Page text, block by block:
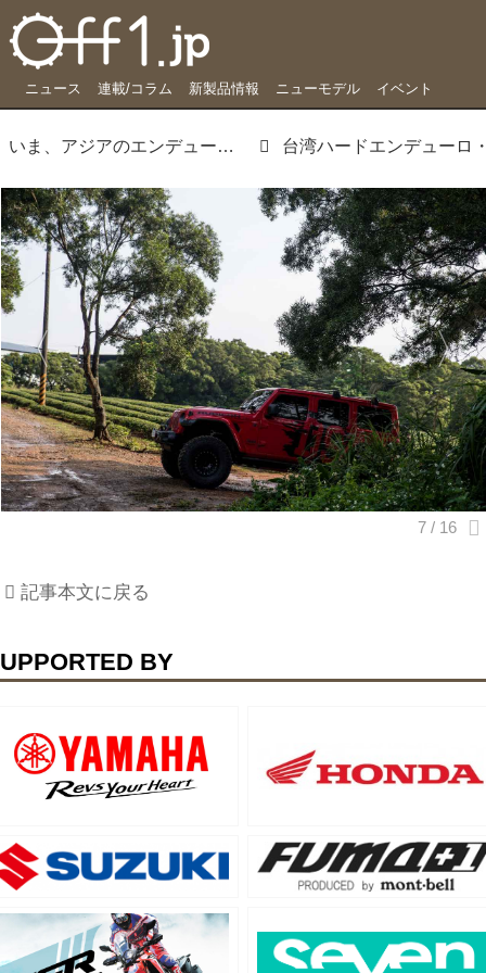
ニュース 連載/コラム 新製品情報 ニューモデル イベント
いま、アジアのエンデューロで起きていること。台湾ハードEDルポ
記事本文に戻る
BY